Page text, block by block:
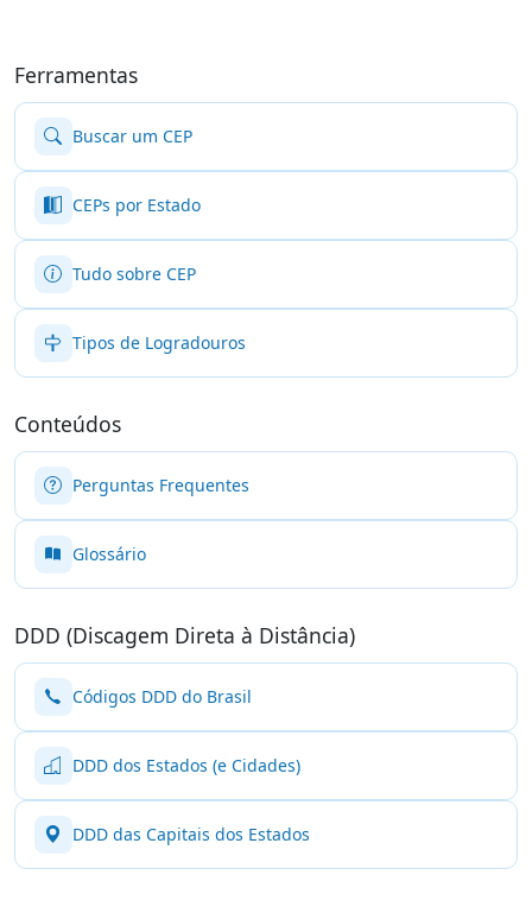
Ferramentas
Buscar um CEP
CEPs por Estado
Tudo sobre CEP
Tipos de Logradouros
Conteúdos
Perguntas Frequentes
Glossário
DDD (Discagem Direta à Distância)
Códigos DDD do Brasil
DDD dos Estados (e Cidades)
DDD das Capitais dos Estados